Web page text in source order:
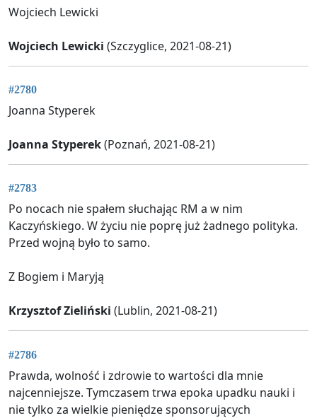
Wojciech Lewicki
Wojciech Lewicki (Szczyglice, 2021-08-21)
#2780
Joanna Styperek
Joanna Styperek(Poznań, 2021-08-21)
#2783
Po nocach nie spałem słuchając RM a w nim
Kaczyńskiego. W życiu nie poprę już żadnego polityka.
Przed wojną było to samo.
Z Bogiem i Maryją
Krzysztof Zieliński (Lublin, 2021-08-21)
#2786
Prawda, wolność i zdrowie to wartości dla mnie
najcenniejsze. Tymczasem trwa epoka upadku nauki i
nie tylko za wielkie pieniędze sponsorujących